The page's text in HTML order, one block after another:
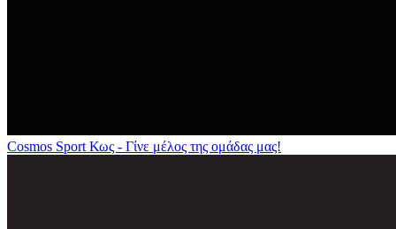
Cosmos Sport Κως - Γίνε μέλος της ομάδας μας!